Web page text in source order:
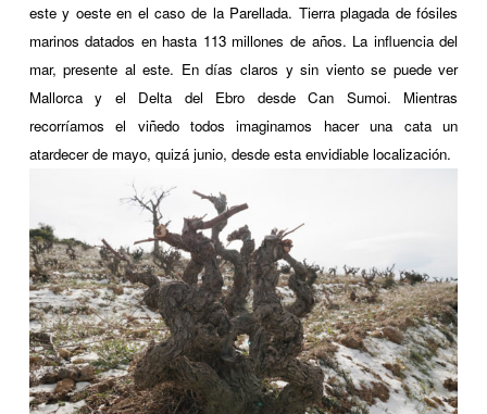
este y oeste en el caso de la Parellada. Tierra plagada de fósiles
marinos datados en hasta 113 millones de años. La influencia del
mar, presente al este. En días claros y sin viento se puede ver
Mallorca y el Delta del Ebro desde Can Sumoi. Mientras
recorríamos el viñedo todos imaginamos hacer una cata un
atardecer de mayo, quizá junio, desde esta envidiable localización.